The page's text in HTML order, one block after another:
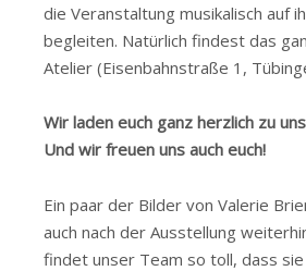
die Veranstaltung musikalisch auf
begleiten. Natürlich findest das
Atelier (Eisenbahnstraße 1,
Wir laden euch ganz herzlich zu
Und wir freuen uns auch euch!
Ein paar der Bilder von Valerie
auch nach der Ausstellung
findet unser Team so toll, dass